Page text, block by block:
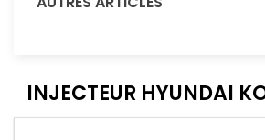
INJECTEUR HYUNDAI